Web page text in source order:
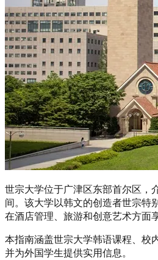
世宗大学位于广津区东部首尔区，
间。该大学以韩文的创造者世宗特
在酒店管理、旅游和创意艺术方面
本指南涵盖世宗大学韩语课程、校
并为外国学生提供实用信息。